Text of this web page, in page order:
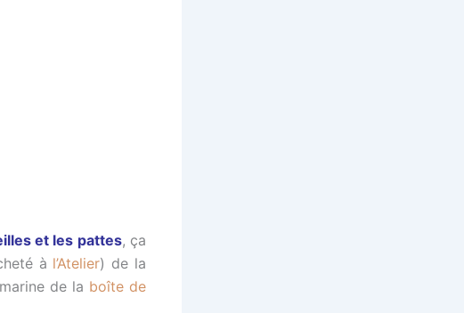
et les pattes, ça
à l’Atelier) de la
de la boîte de